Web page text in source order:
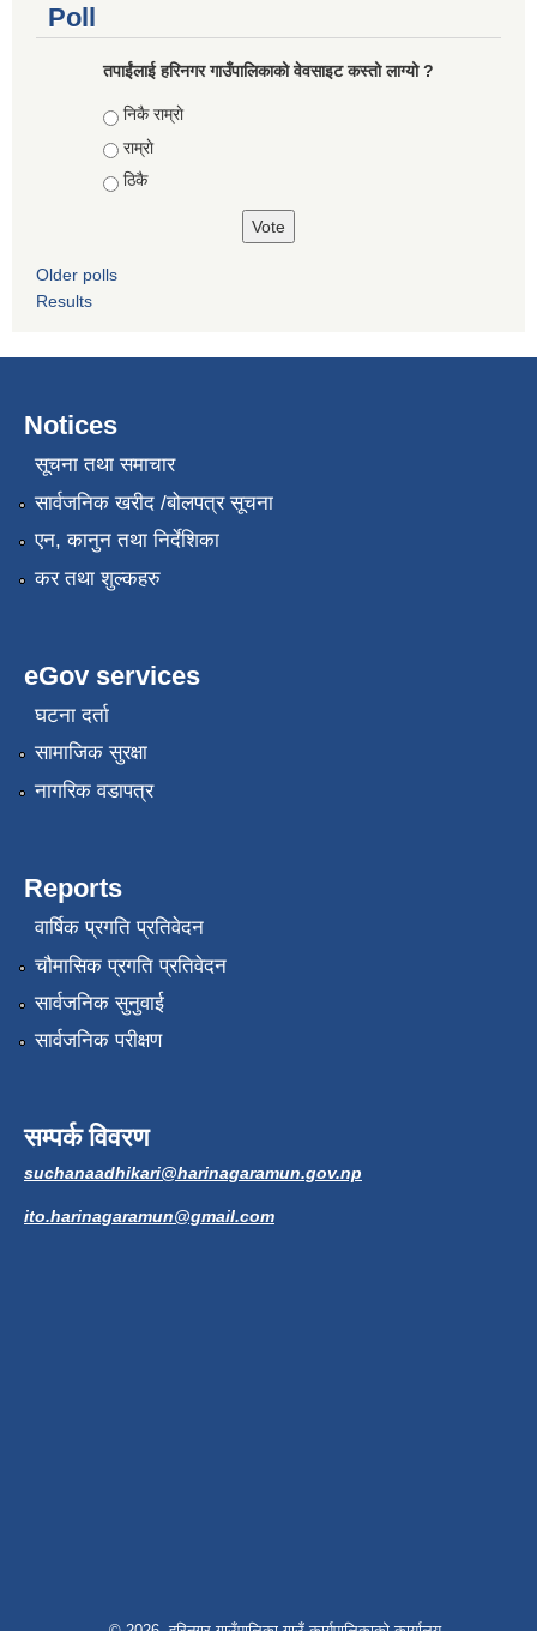
Poll
तपाईंलाई हरिनगर गाउँपालिकाको वेवसाइट कस्तो लाग्यो ?
Choices
निकै राम्राे
राम्राे
ठिकै
Older polls
Results
Notices
सूचना तथा समाचार
सार्वजनिक खरीद /बोलपत्र सूचना
एन, कानुन तथा निर्देशिका
कर तथा शुल्कहरु
eGov services
घटना दर्ता
सामाजिक सुरक्षा
नागरिक वडापत्र
Reports
वार्षिक प्रगति प्रतिवेदन
चौमासिक प्रगति प्रतिवेदन
सार्वजनिक सुनुवाई
सार्वजनिक परीक्षण
सम्पर्क विवरण
suchanaadhikari@harinagaramun.gov.np
ito.harinagaramun@gmail.com